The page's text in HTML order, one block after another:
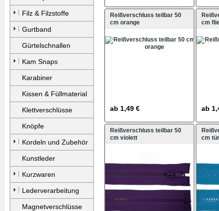
Filz & Filzstoffe
Gurtband
Gürtelschnallen
Kam Snaps
Karabiner
Kissen & Füllmaterial
Klettverschlüsse
Knöpfe
Kordeln und Zubehör
Kunstleder
Kurzwaren
Lederverarbeitung
Magnetverschlüsse
Reißverschluss teilbar 50
cm orange
ab 1,49 €
cm
ab
Reißverschluss teilbar 50
cm violett
cm